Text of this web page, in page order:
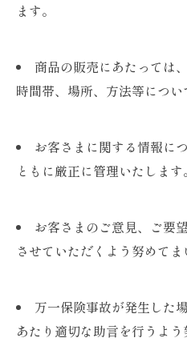
ます。
商品の販売にあたっては
時間帯、場所、方法等につい
お客さまに関する情報に
ともに厳正に管理いたします。
お客さまのご意見、ご要
させていただくよう努めてま
万一保険事故が発生した
あたり適切な助言を行うよう